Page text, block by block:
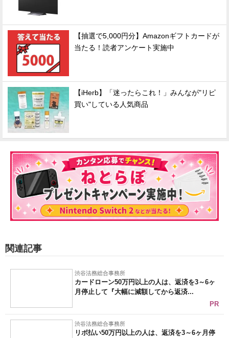
【抽選で5,000円分】Amazonギフトカードが
当たる！読者アンケート実施中
【iHerb】「迷ったらこれ！」みんなが"リピ
買い"している人気商品
関連記事
渋谷法務総合事務所
カードローン50万円以上の人は、返済を3～6ヶ
月停止して『大幅に減額してから返済...
PR
渋谷法務総合事務所
リボ払い50万円以上の人は、返済を3～6ヶ月停